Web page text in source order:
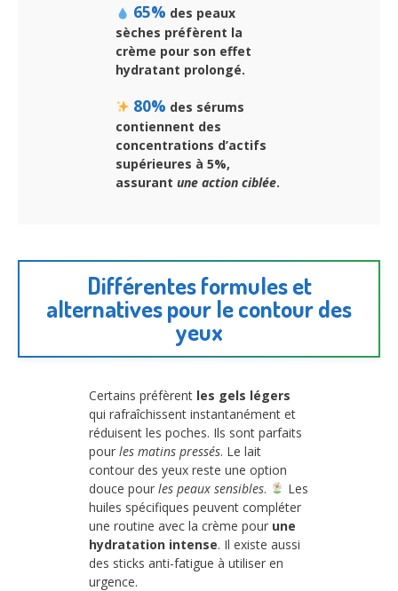
65% des peaux
sèches préfèrent la
crème pour son effet
hydratant prolongé.
80% des sérums
contiennent des
concentrations d’actifs
supérieures à 5%,
assurant une action ciblée.
Différentes formules et
alternatives pour le contour des
yeux
Certains préfèrent les gels légers
qui rafraîchissent instantanément et
réduisent les poches. Ils sont parfaits
pour les matins pressés. Le lait
contour des yeux reste une option
douce pour les peaux sensibles.
Les
huiles spécifiques peuvent compléter
une routine avec la crème pour une
hydratation intense. Il existe aussi
des sticks anti-fatigue à utiliser en
urgence.